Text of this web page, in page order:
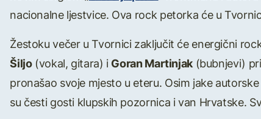
nacionalne ljestvice. Ova rock petorka će u
Žestoku večer u Tvornici zaključit će energični
Šiljo(vokal, gitara) iGoran Martinjak(bubnjevi)
pronašao svoje mjesto u eteru. Osim jake
su česti gosti klupskih pozornica i van Hrvatske.